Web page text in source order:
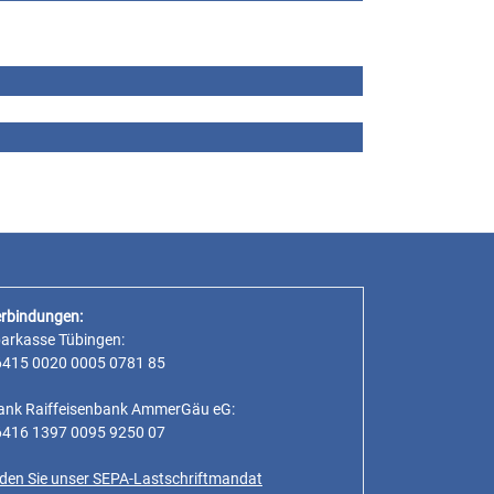
Tübingen:
0020 0005 0781 85
Raiffeisenbank AmmerGäu eG:
1397 0095 9250 07
Sie unser SEPA-Lastschriftmandat